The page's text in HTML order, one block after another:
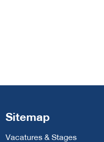
Sitemap
Vacatures & Stages